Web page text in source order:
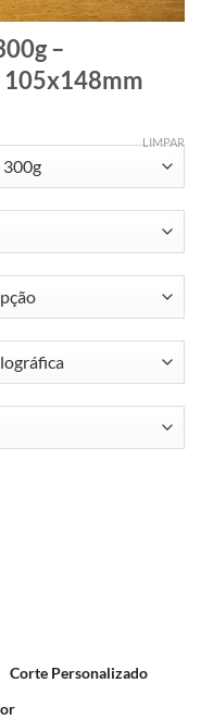
–
105x148mm
LIMPAR
Corte Personalizado